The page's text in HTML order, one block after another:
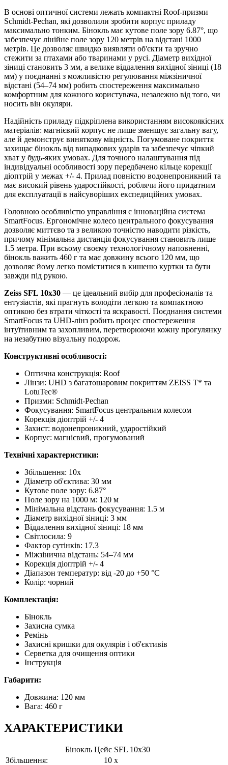
В основі оптичної системи лежать компактні Roof-призми
Schmidt-Pechan, які дозволили зробити корпус приладу
максимально тонким. Бінокль має кутове поле зору 6.87°, що
забезпечує лінійне поле зору 120 метрів на відстані 1000
метрів. Це дозволяє швидко виявляти об'єкти та зручно
стежити за птахами або тваринами у русі. Діаметр вихідної
зіниці становить 3 мм, а велике віддалення вихідної зіниці (18
мм) у поєднанні з можливістю регулювання міжзіничної
відстані (54–74 мм) робить спостереження максимально
комфортним для кожного користувача, незалежно від того, чи
носить він окуляри.
Надійність приладу підкріплена використанням високоякісних
матеріалів: магнієвий корпус не лише зменшує загальну вагу,
але й демонструє виняткову міцність. Погумоване покриття
захищає бінокль від випадкових ударів та забезпечує чіпкий
хват у будь-яких умовах. Для точного налаштування під
індивідуальні особливості зору передбачено кільце корекції
діоптрій у межах +/- 4. Прилад повністю водонепроникний та
має високий рівень ударостійкості, роблячи його придатним
для експлуатації в найсуворіших експедиційних умовах.
Головною особливістю управління є інноваційна система
SmartFocus. Ергономічне колесо центрального фокусування
дозволяє миттєво та з великою точністю наводити різкість,
причому мінімальна дистанція фокусування становить лише
1.5 метра. При всьому своєму технологічному наповненні,
бінокль важить 460 г та має довжину всього 120 мм, що
дозволяє йому легко поміститися в кишеню куртки та бути
завжди під рукою.
Zeiss SFL 10x30 — це ідеальний вибір для професіоналів та
ентузіастів, які прагнуть володіти легкою та компактною
оптикою без втрати чіткості та яскравості. Поєднання системи
SmartFocus та UHD-лінз робить процес спостереження
інтуїтивним та захопливим, перетворюючи кожну прогулянку
на незабутню візуальну подорож.
Конструктивні особливості:
Оптична конструкція: Roof
Лінзи: UHD з багатошаровим покриттям ZEISS T* та
LotuTec®
Призми: Schmidt-Pechan
Фокусування: SmartFocus центральним колесом
Корекція діоптрій +/- 4
Захист: водонепроникний, ударостійкий
Корпус: магнієвий, прогумований
Технічні характеристики:
Збільшення: 10x
Діаметр об'єктива: 30 мм
Кутове поле зору: 6.87°
Поле зору на 1000 м: 120 м
Мінімальна відстань фокусування: 1.5 м
Діаметр вихідної зіниці: 3 мм
Віддалення вихідної зіниці: 18 мм
Світлосила: 9
Фактор сутінків: 17.3
Міжзінична відстань: 54–74 мм
Корекція діоптрій +/- 4
Діапазон температур: від -20 до +50 °C
Колір: чорний
Комплектація:
Бінокль
Захисна сумка
Ремінь
Захисні кришки для окулярів і об'єктивів
Серветка для очищення оптики
Інструкція
Габарити:
Довжина: 120 мм
Вага: 460 г
ХАРАКТЕРИСТИКИ
Бінокль Цейс SFL 10x30
Збільшення:
10 x